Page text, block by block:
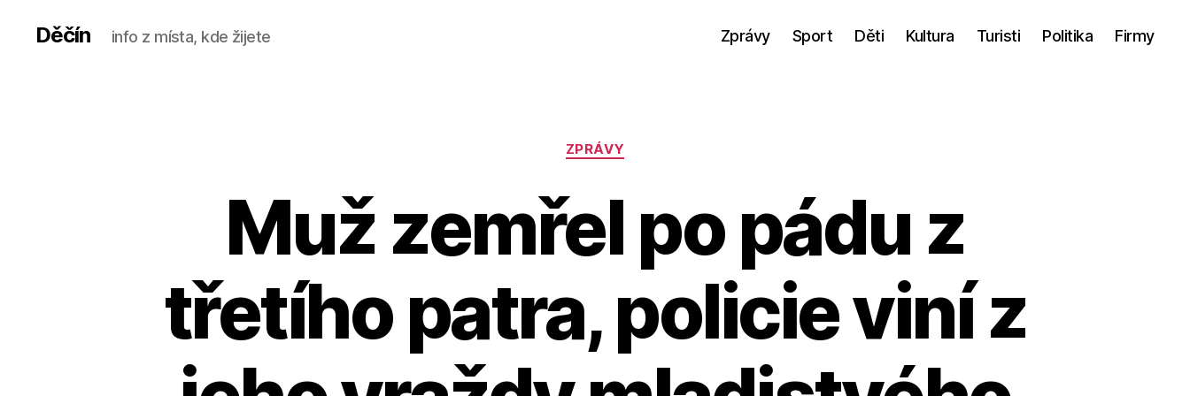
Děčín info z místa, kde žijete Zprávy Sport Děti Kultura Turisti Politika Firmy
Rubriky
ZPRÁVY
Muž zemřel po pádu z
třetího patra, policie viní z
u